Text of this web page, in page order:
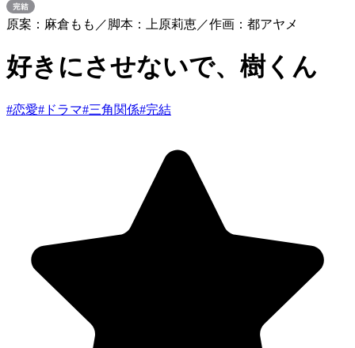
原案：麻倉もも／脚本：上原莉恵／作画：都アヤメ
好きにさせないで、樹くん
#恋愛# ドラマ#三角関係#完結